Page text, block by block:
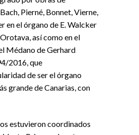
Pierné, Bonnet, Vierne,
en el órgano de E. Walcker
Orotava, así como en el
Médanode Gerhard
2016, que
de ser el órgano
grande de Canarias, con
estuvieron coordinados